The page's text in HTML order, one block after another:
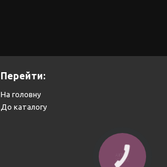
Перейти:
На головну
До каталогу
КНОПКА
ЗВ'ЯЗКУ